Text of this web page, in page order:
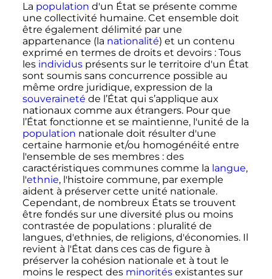
La population d'un État se présente comme
une collectivité humaine. Cet ensemble doit
être également délimité par une
appartenance (la nationalité) et un contenu
exprimé en termes de droits et devoirs : Tous
les individusprésents sur le territoire d'un État
sont soumis sans concurrence possible au
même ordre juridique, expression de la
souveraineté de l’État qui s’applique aux
nationaux comme aux étrangers. Pour que
l’État fonctionne et se maintienne, l'unité de la
population nationale doit résulter d'une
certaine harmonie et/ou homogénéité entre
l'ensemble de ses membres : des
caractéristiques communes comme la langue,
l'ethnie, l'histoire commune, par exemple
aident à préserver cette unité nationale.
Cependant, de nombreux États se trouvent
être fondés sur une diversité plus ou moins
contrastée de populations : pluralité de
langues, d'ethnies, de religions, d'économies. Il
revient à l'État dans ces cas de figure à
préserver la cohésion nationale et à tout le
moins le respect des minoritésexistantes sur